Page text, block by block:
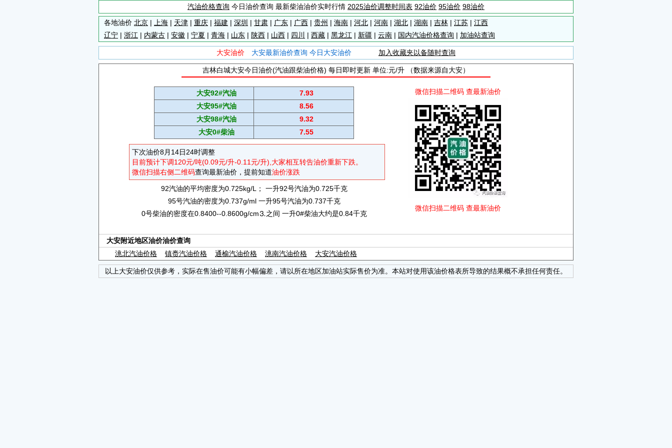
汽油价格查询 今日油价查询 最新柴油油价实时行情 2025油价调整时间表 92油价 95油价 98油价
各地油价 北京 | 上海 | 天津 | 重庆 | 福建 | 深圳 | 甘肃 | 广东 | 广西 | 贵州 | 海南 | 河北 | 河南 | 湖北 | 湖南 | 吉林 | 江苏 | 江西
辽宁 | 浙江 | 内蒙古 | 安徽 | 宁夏 | 青海 | 山东 | 陕西 | 山西 | 四川 | 西藏 | 黑龙江 | 新疆 | 云南 | 国内汽油价格查询 | 加油站查询
大安油价 大安最新油价查询 今日大安油价 加入收藏夹以备随时查询
吉林白城大安今日油价(汽油跟柴油价格) 每日即时更新 单位:元/升 （数据来源自大安）
大安92#汽油
7.93
大安95#汽油
8.56
大安98#汽油
9.32
大安0#柴油
7.55
下次油价8月14日24时调整
目前预计下调120元/吨(0.09元/升-0.11元/升),大家相互转告油价重新下跌。
微信扫描右侧二维码查询最新油价，提前知道油价涨跌
92汽油的平均密度为0.725kg/L； 一升92号汽油为0.725千克
95号汽油的密度为0.737g/ml 一升95号汽油为0.737千克
0号柴油的密度在0.8400--0.8600g/cm⒊之间 一升0#柴油大约是0.84千克
微信扫描二维码 查最新油价
微信扫描二维码 查最新油价
大安附近地区油价油价查询
洮北汽油价格
镇赉汽油价格 通榆汽油价格 洮南汽油价格 大安汽油价格
以上大安油价仅供参考，实际在售油价可能有小幅偏差，请以所在地区加油站实际售价为准。本站对使用该油价格表所导致的结果概不承担任何责任。